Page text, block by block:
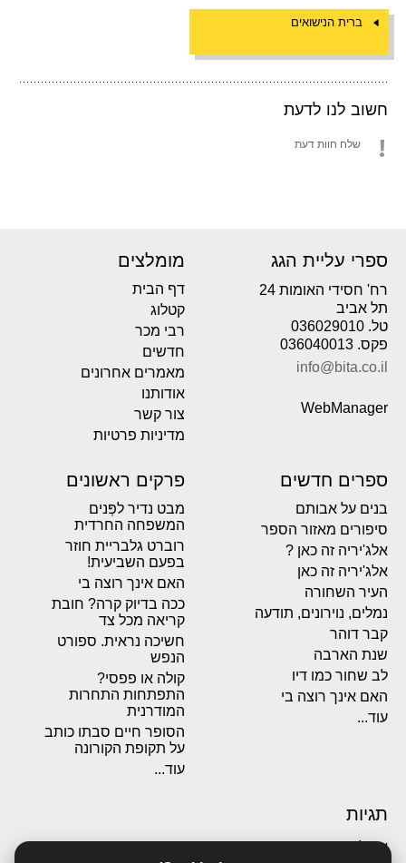
ברית הנישואים
חשוב לנו לדעת
שלח חוות דעת
ספרי עליית הגג
רח' חסידי האומות 24
תל אביב
טל. 036029010
פקס. 036040013
info@bita.co.il
WebManager
מומלצים
דף הבית
קטלוג
רבי מכר
חדשים
מאמרים אחרונים
אודותנו
צור קשר
מדיניות פרטיות
ספרים חדשים
בנים על אבותם
סיפורים מאזור הספר
אלג'יריה זה כאן ?
אלג'יריה זה כאן
העיר השחורה
נמלים, נוירונים, תודעה
קבר דוהר
שנת הארבה
לב שחור כמו דיו
האם אינך רוצה בי
עוד...
פרקים ראשונים
מבט נדיר לפְּנים
המשפחה החרדית
רוברט גלבריית חוזר
בפעם השביעית!
האם אינך רוצה בי
ככה בדיוק קרה? חובת
קריאה מכל צד
חשיכה נראית. ספורט
הנפש
קולה או פפסי?
התפתחות התחרות
המודרנית
הסופר חיים סבתו כותב
על תקופת הקורונה
עוד...
תגיות
אבולוציה